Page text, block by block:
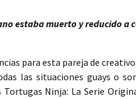
estaba muerto y reducido a
para esta pareja de
las situaciones guays o
Tortugas Ninja: La Serie